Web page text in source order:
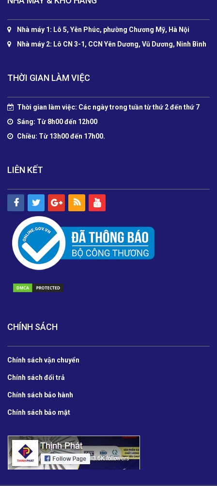
Nhà máy 1: Lô 5, Yên Phúc, phường Chương Mỹ, Hà Nội
Nhà máy 2: Lô CN 3-1, CCN Yên Dương, Vũ Dương, Ninh Bình
THỜI GIAN LÀM VIỆC
Thời gian làm việc: Các ngày trong tuần từ thứ 2 đến thứ 7
Sáng: Từ 8h00 đến 12h00
Chiều: Từ 13h00 đến 17h00.
LIÊN KẾT
CHÍNH SÁCH
Chính sách vận chuyển
Chính sách đổi trả
Chính sách bảo hành
Chính sách bảo mật